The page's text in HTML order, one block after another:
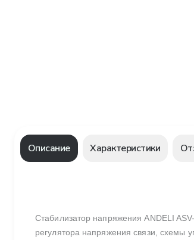
Описание Характеристики
Стабилизатор напряжения ANDELI
регулятора напряжения связи, схемы